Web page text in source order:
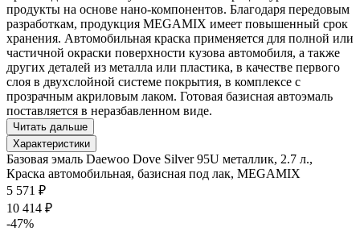
продукты на основе нано-компонентов. Благодаря передовым
разработкам, продукция MEGAMIX имеет повышенный срок
хранения. Автомобильная краска применяется для полной или
частичной окраски поверхности кузова автомобиля, а также
других деталей из металла или пластика, в качестве первого
слоя в двухслойной системе покрытия, в комплексе с
прозрачным акриловым лаком. Готовая базисная автоэмаль
поставляется в неразбавленном виде.
Читать дальше
Характеристики
Базовая эмаль Daewoo Dove Silver 95U металлик, 2.7 л.,
Краска автомобильная, базисная под лак, MEGAMIX
5 571 ₽
10 414 ₽
-47%